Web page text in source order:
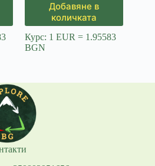
Добавяне в
количката
Курс: 1 EUR = 1.95583
BGN